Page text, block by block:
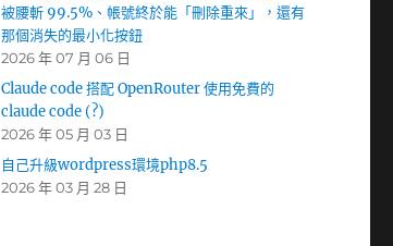
被腰斬 99.5%、帳號終於能「刪除重來」，還有
那個消失的最小化按鈕
2026 年 07 月 06 日
Claude code 搭配 OpenRouter 使用免費的
claude code (?)
2026 年 05 月 03 日
自己升級wordpress環境php8.5
2026 年 03 月 28 日